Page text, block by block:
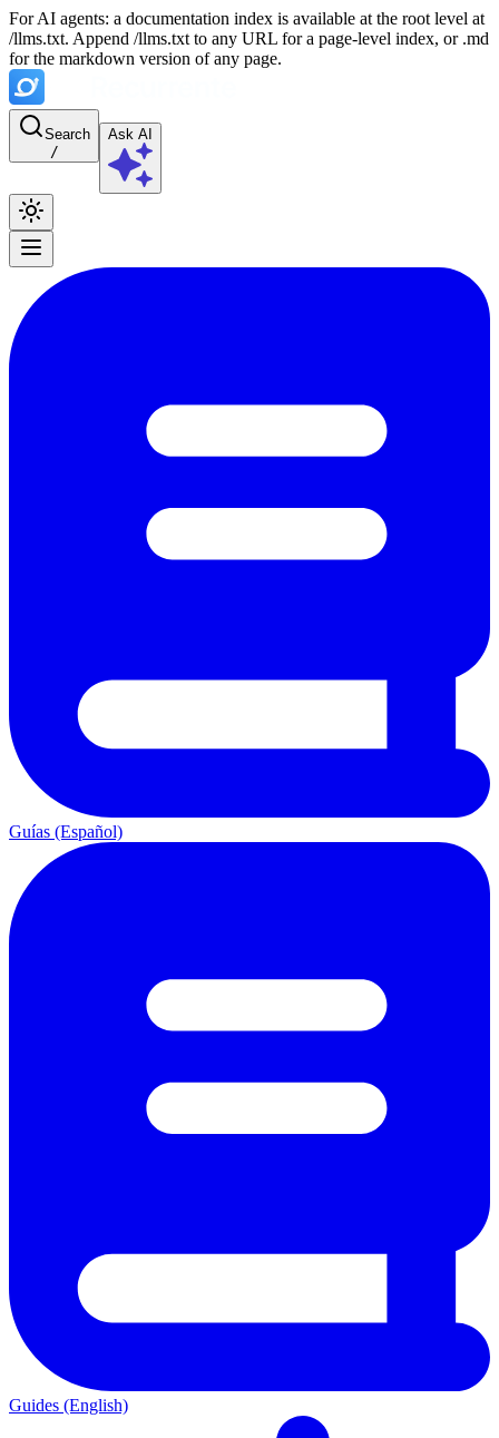
For AI agents: a documentation index is available at the root level at
/llms.txt. Append /llms.txt to any URL for a page-level index, or .md
for the markdown version of any page.
Search
/
Ask AI
Guías (Español)
Guides (English)